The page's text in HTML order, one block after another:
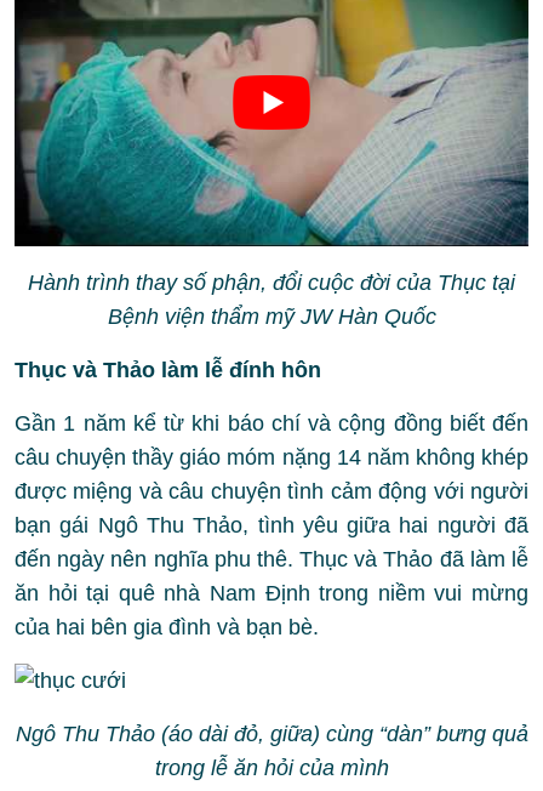
Hành trình thay số phận, đổi cuộc đời của Thục tại
Bệnh viện thẩm mỹ JW Hàn Quốc
Thục và Thảo làm lễ đính hôn
Gần 1 năm kể từ khi báo chí và cộng đồng biết đến
câu chuyện thầy giáo móm nặng 14 năm không khép
được miệng và câu chuyện tình cảm động với người
bạn gái Ngô Thu Thảo, tình yêu giữa hai người đã
đến ngày nên nghĩa phu thê. Thục và Thảo đã làm lễ
ăn hỏi tại quê nhà Nam Định trong niềm vui mừng
của hai bên gia đình và bạn bè.
Ngô Thu Thảo (áo dài đỏ, giữa) cùng “dàn” bưng quả
trong lễ ăn hỏi của mình